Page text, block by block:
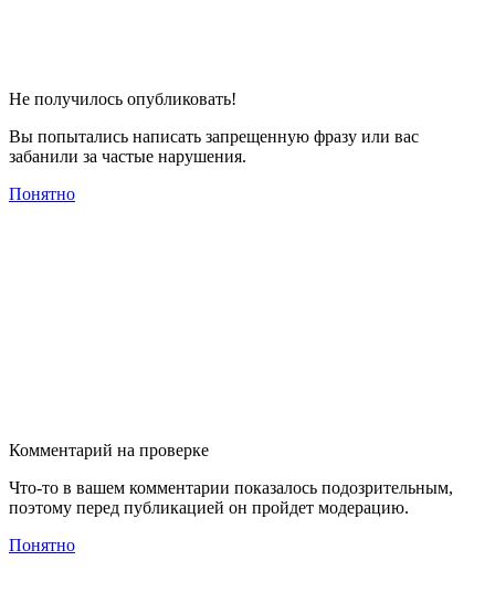
Не получилось опубликовать!
Вы попытались написать запрещенную фразу или вас
забанили за частые нарушения.
Понятно
Комментарий на проверке
Что-то в вашем комментарии показалось подозрительным,
поэтому перед публикацией он пройдет модерацию.
Понятно